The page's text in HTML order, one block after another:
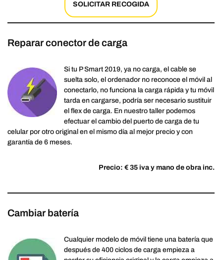
SOLICITAR RECOGIDA
Reparar conector de carga
Si tu P Smart 2019, ya no carga, el cable se
suelta solo, el ordenador no reconoce el móvil al
conectarlo, no funciona la carga rápida y tu móvil
tarda en cargarse, podría ser necesario sustituir
el flex de carga. En nuestro taller podemos
efectuar el cambio del puerto de carga de tu
celular por otro original en el mismo día al mejor precio y con
garantía de 6 meses.
Precio: € 35 iva y mano de obra inc.
Cambiar batería
Cualquier modelo de móvil tiene una batería que
después de 400 ciclos de carga empieza a